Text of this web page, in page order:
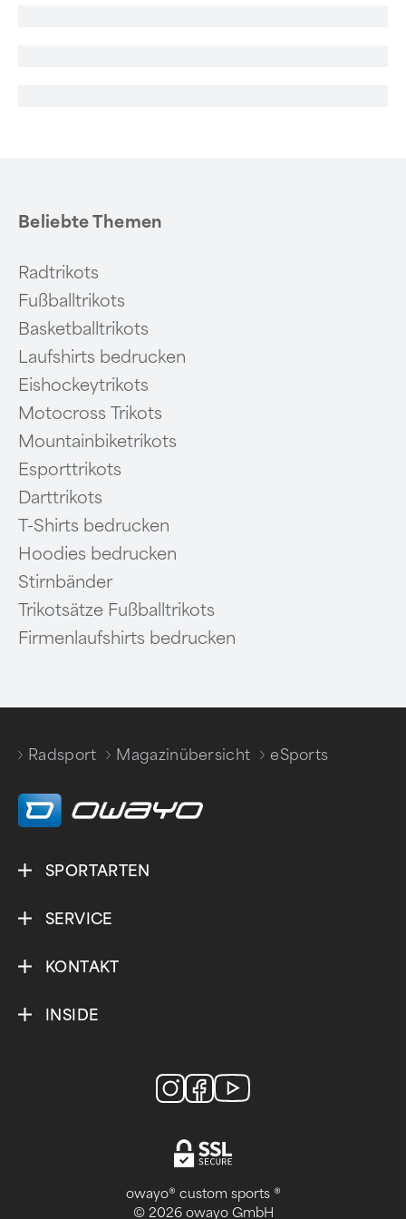
Beliebte Themen
Radtrikots
Fußballtrikots
Basketballtrikots
Laufshirts bedrucken
Eishockeytrikots
Motocross Trikots
Mountainbiketrikots
Esporttrikots
Darttrikots
T-Shirts bedrucken
Hoodies bedrucken
Stirnbänder
Trikotsätze Fußballtrikots
Firmenlaufshirts bedrucken
Radsport
Magazinübersicht
eSports
SPORTARTEN
SERVICE
KONTAKT
INSIDE
owayo® custom sports ®
© 2026 owayo GmbH